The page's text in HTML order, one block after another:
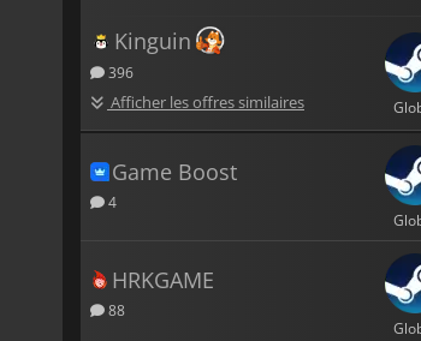
Kinguin
396
Afficher les offres similaires
Game Boost
4
HRKGAME
88